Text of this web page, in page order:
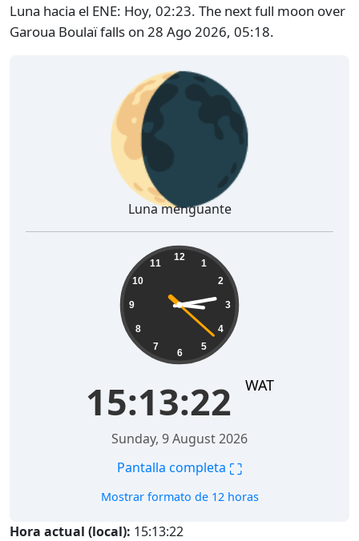
Luna hacia el ENE: Hoy, 02:23. The next full moon over
Garoua Boulaï falls on 28 Ago 2026, 05:18.
🌘
Luna menguante
12
1
2
3
4
5
6
7
8
9
10
11
15:13:23 WAT
Sunday, 9 August 2026
Pantalla completa ⛶
Mostrar formato de 12 horas
Hora actual (local): 15:13:23